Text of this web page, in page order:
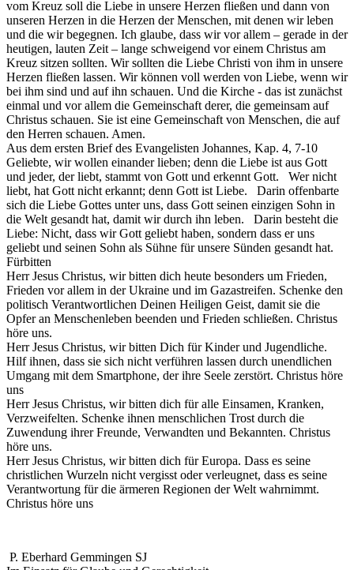
vom Kreuz soll die Liebe in unsere Herzen fließen und dann von
unseren Herzen in die Herzen der Menschen, mit denen wir leben
und die wir begegnen. Ich glaube, dass wir vor allem – gerade in der
heutigen, lauten Zeit – lange schweigend vor einem Christus am
Kreuz sitzen sollten. Wir sollten die Liebe Christi von ihm in unsere
Herzen fließen lassen. Wir können voll werden von Liebe, wenn wir
bei ihm sind und auf ihn schauen. Und die Kirche - das ist zunächst
einmal und vor allem die Gemeinschaft derer, die gemeinsam auf
Christus schauen. Sie ist eine Gemeinschaft von Menschen, die auf
den Herren schauen. Amen.
Aus dem ersten Brief des Evangelisten Johannes, Kap. 4, 7-10
Geliebte, wir wollen einander lieben; denn die Liebe ist aus Gott
und jeder, der liebt, stammt von Gott und erkennt Gott. Wer nicht
liebt, hat Gott nicht erkannt; denn Gott ist Liebe. Darin offenbarte
sich die Liebe Gottes unter uns, dass Gott seinen einzigen Sohn in
die Welt gesandt hat, damit wir durch ihn leben. Darin besteht die
Liebe: Nicht, dass wir Gott geliebt haben, sondern dass er uns
geliebt und seinen Sohn als Sühne für unsere Sünden gesandt hat.
Fürbitten
Herr Jesus Christus, wir bitten dich heute besonders um Frieden,
Frieden vor allem in der Ukraine und im Gazastreifen. Schenke den
politisch Verantwortlichen Deinen Heiligen Geist, damit sie die
Opfer an Menschenleben beenden und Frieden schließen. Christus
höre uns.
Herr Jesus Christus, wir bitten Dich für Kinder und Jugendliche.
Hilf ihnen, dass sie sich nicht verführen lassen durch unendlichen
Umgang mit dem Smartphone, der ihre Seele zerstört. Christus höre
uns
Herr Jesus Christus, wir bitten dich für alle Einsamen, Kranken,
Verzweifelten. Schenke ihnen menschlichen Trost durch die
Zuwendung ihrer Freunde, Verwandten und Bekannten. Christus
höre uns.
Herr Jesus Christus, wir bitten dich für Europa. Dass es seine
christlichen Wurzeln nicht vergisst oder verleugnet, dass es seine
Verantwortung für die ärmeren Regionen der Welt wahrnimmt.
Christus höre uns
P. Eberhard Gemmingen SJ